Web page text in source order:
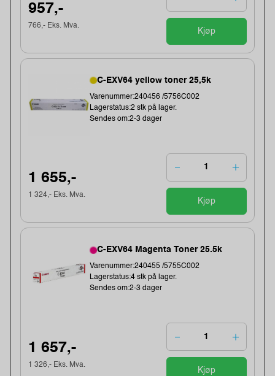
957,-
766,- Eks. Mva.
Kjøp
C-EXV64 yellow toner 25,5k
Varenummer:240456 /5756C002
Lagerstatus:2 stk på lager.
Sendes om:2-3 dager
1 655,-
1 324,- Eks. Mva.
Kjøp
C-EXV64 Magenta Toner 25.5k
Varenummer:240455 /5755C002
Lagerstatus:4 stk på lager.
Sendes om:2-3 dager
1 657,-
1 326,- Eks. Mva.
Kjøp